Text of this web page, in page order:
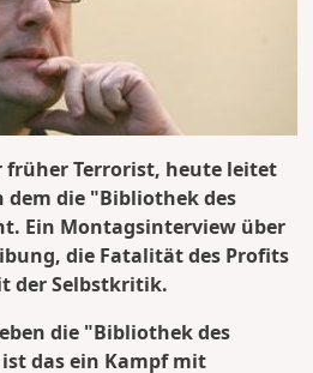
früher Terrorist, heute leitet
dem die "Bibliothek des
Ein Montagsinterview über
die Fatalität des Profits
der Selbstkritik.
die "Bibliothek des
das ein Kampf mit